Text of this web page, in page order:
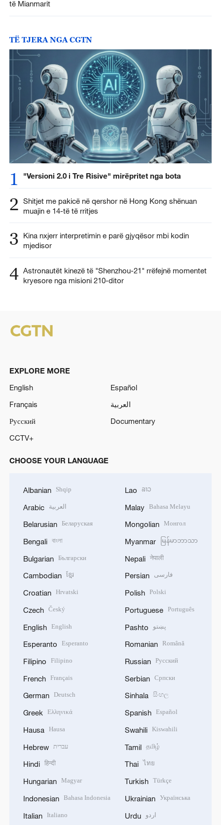
të Mianmarit
TË TJERA NGA CGTN
1 "Versioni 2.0 i Tre Risive" mirëpritet nga bota
2 Shitjet me pakicë në qershor në Hong Kong shënuan
muajin e 14-të të rritjes
3
Kina nxjerr interpretimin e parë gjyqësor mbi kodin
mjedisor
4 Astronautët kinezë të "Shenzhou-21" rrëfejnë momentet
kryesore nga misioni 210-ditor
EXPLORE MORE
English
Español
Français
العربية
Русский
Documentary
CCTV+
CHOOSE YOUR LANGUAGE
Albanian Shqip
Arabic العربية
Belarusian Беларуская
Bengali বাংলা
Bulgarian Български
Cambodian ខ្មែរ
Croatian Hrvatski
Czech Český
English English
Esperanto Esperanto
Filipino Filipino
French Français
German Deutsch
Greek Ελληνικά
Hausa Hausa
Hebrew עברית
Hindi हिन्दी
Hungarian Magyar
Indonesian Bahasa Indonesia
Italian Italiano
Lao ລາວ
Malay Bahasa Melayu
Mongolian Монгол
Myanmar မြန်မာဘာသာ
Nepali नेपाली
Persian فارسی
Polish Polski
Portuguese Português
Pashto پښتو
Romanian Română
Russian Русский
Serbian Српски
Sinhala සිංහල
Spanish Español
Swahili Kiswahili
Tamil தமிழ்
Thai ไทย
Turkish Türkçe
Ukrainian Українська
Urdu اردو